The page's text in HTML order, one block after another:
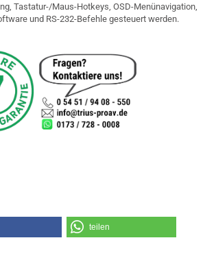
Tastatur-/Maus-Hotkeys, OSD-Menünavigation,
und RS-232-Befehle gesteuert werden.
teilen